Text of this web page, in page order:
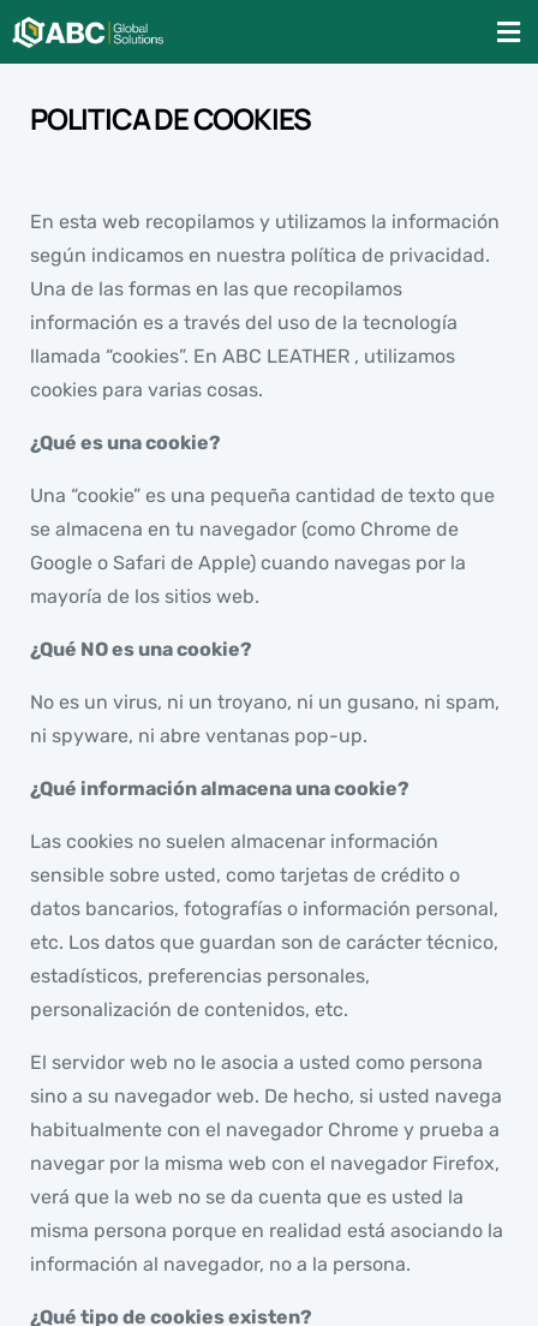
POLITICA DE COOKIES
En esta web recopilamos y utilizamos la información
según indicamos en nuestra política de privacidad.
Una de las formas en las que recopilamos
información es a través del uso de la tecnología
llamada “cookies”. En ABC LEATHER , utilizamos
cookies para varias cosas.
¿Qué es una cookie?
Una “cookie” es una pequeña cantidad de texto que
se almacena en tu navegador (como Chrome de
Google o Safari de Apple) cuando navegas por la
mayoría de los sitios web.
¿Qué NO es una cookie?
No es un virus, ni un troyano, ni un gusano, ni spam,
ni spyware, ni abre ventanas pop-up.
¿Qué información almacena una cookie?
Las cookies no suelen almacenar información
sensible sobre usted, como tarjetas de crédito o
datos bancarios, fotografías o información personal,
etc. Los datos que guardan son de carácter técnico,
estadísticos, preferencias personales,
personalización de contenidos, etc.
El servidor web no le asocia a usted como persona
sino a su navegador web. De hecho, si usted navega
habitualmente con el navegador Chrome y prueba a
navegar por la misma web con el navegador Firefox,
verá que la web no se da cuenta que es usted la
misma persona porque en realidad está asociando la
información al navegador, no a la persona.
¿Qué tipo de cookies existen?